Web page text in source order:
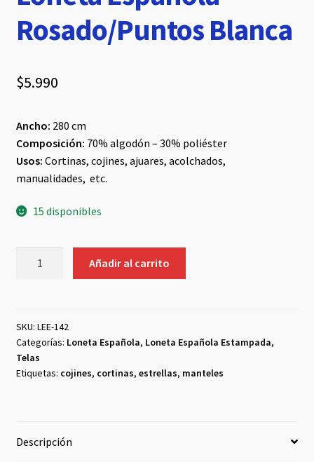
Rosado/Puntos Blanca
$5.990
Ancho: 280 cm
Composición: 70% algodón – 30% poliéster
Usos: Cortinas, cojines, ajuares, acolchados,
manualidades, etc.
15 disponibles
cantidad
Añadir al carrito
SKU: LEE-142
Categorías: Loneta Española, Loneta Española Estampada,
Telas
Etiquetas: cojines, cortinas, estrellas, manteles
Descripción